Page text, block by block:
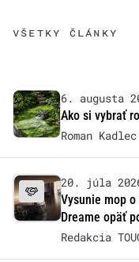
VŠETKY ČLÁNKY
6. augusta
Ako si vybrať
Roman Kadlec
20. júla
Vysunie mop
Dreame opäť
Redakcia